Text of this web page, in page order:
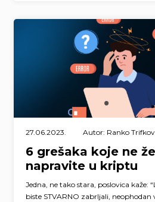
27.06.2023. Autor: Ranko
6 grešaka koje ne
napravite u kriptu
Jedna, ne tako stara, poslovica kaže:
biste STVARNO zabrljali, neophodan